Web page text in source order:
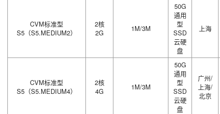
CVM标准型
S5（S5.MEDIUM2）
2核
2G
1M/3M
50G
通用
型
SSD
云硬
盘
上海
CVM标准型
S5（S5.MEDIUM4）
2核
4G
1M/3M
50G
通用
型
SSD
云硬
盘
广州/
上海/
北京